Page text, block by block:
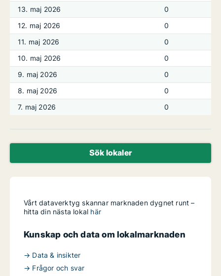
13. maj 2026
0
12. maj 2026
0
11. maj 2026
0
10. maj 2026
0
9. maj 2026
0
8. maj 2026
0
7. maj 2026
0
Sök lokaler
Vårt dataverktyg skannar marknaden dygnet runt –
hitta din nästa lokal här
Kunskap och data om lokalmarknaden
→ Data & insikter
→ Frågor och svar